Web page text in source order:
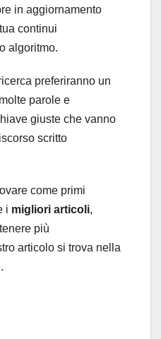
in aggiornamento
continui
algoritmo.
preferiranno un
parole e
giuste che vanno
scritto
come primi
i migliori articoli,
più
articolo si trova nella